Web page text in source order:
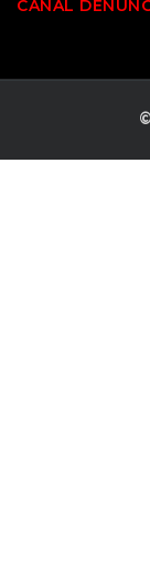
CANAL